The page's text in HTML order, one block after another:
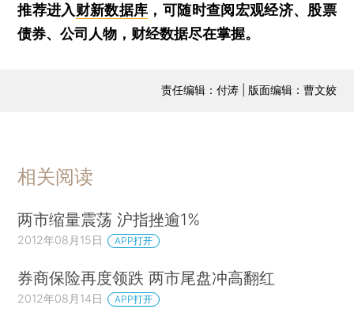
推荐进入财新数据库 ，可随时查阅宏观经济、股票
债券、公司人物，财经数据尽在掌握。
责任编辑：付涛 | 版面编辑：曹文姣
相关阅读
两市缩量震荡 沪指挫逾1%
2012年08月15日 APP打开
券商保险再度领跌 两市尾盘冲高翻红
2012年08月14日 APP打开